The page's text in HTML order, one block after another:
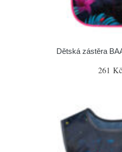
Dětská zástěra
261 Kč